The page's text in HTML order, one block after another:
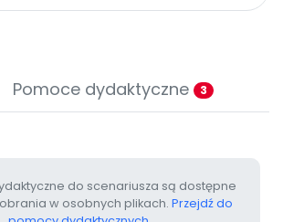
Pomoce dydaktyczne 3
do scenariusza są dostępne
w osobnych plikach. Przejdź do